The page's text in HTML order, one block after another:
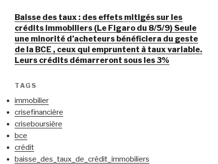
Baisse des taux : des effets mitigés sur les
crédits immobiliers (Le Figaro du 8/5/9) Seule
une minorité d’acheteurs bénéficiera du geste
de la BCE , ceux qui empruntent à taux variable.
Leurs crédits démarreront sous les 3%
TAGS
immobilier
crisefinancière
criseboursière
bce
crédit
baisse_des_taux_de_crédit_immobiliers